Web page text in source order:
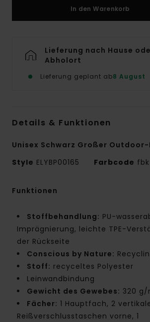
In den Warenkorb
Lieferung nach Hause
Abholort
Lieferung geplant ab8 August
Details & Funktionen
Unisex Schwarz Großer
Style ELYBP00165 Farbcode fbk
Funktionen
Stoffbehandlung: PU-
Imprägnierung, leichte TPE-
der Rückseite
Conscious by Nature:
Stoff: recyceltes Polyester
Leinwandbindung
Gewicht des Gewebes: 320 g/
Fächer: 1 Hauptfach, 2
Reißverschlusstaschen vorne, 1